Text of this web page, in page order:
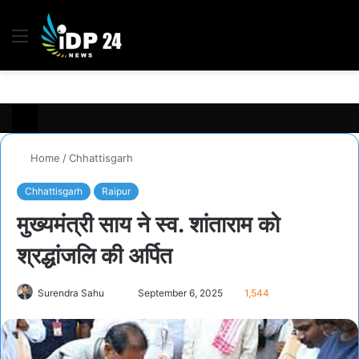
Menu
Home /Chhattisgarh
Chhattisgarh Raipur
मुख्यमंत्री साय ने स्व. शांताराम को
श्रद्धांजलि की अर्पित
Surendra Sahu
n
d
September 6, 2025 1,544